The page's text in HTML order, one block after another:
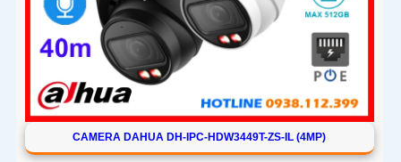
CAMERA DAHUA DH-IPC-HDW3449T-ZS-IL (4MP)